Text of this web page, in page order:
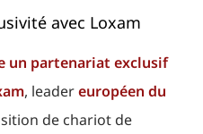
avec Loxam
un partenariat exclusif
, leadereuropéen du
de chariot de